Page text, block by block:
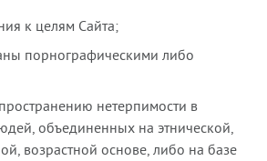
к целям Сайта;
порнографическими либо
нетерпимости в
объединенных на этнической,
возрастной основе, либо на базе